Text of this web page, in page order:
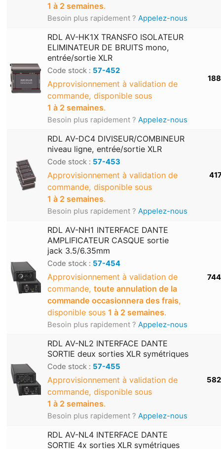
1 à 2 semaines.
Besoin plus rapidement ? Appelez-nous
RDL AV-HK1X TRANSFO ISOLATEUR
ELIMINATEUR DE BRUITS mono,
entrée/sortie XLR
Code stock : 57-452
Approvisionnement à validation de
commande, disponible sous
1 à 2 semaines.
Besoin plus rapidement ? Appelez-nous
RDL AV-DC4 DIVISEUR/COMBINEUR
niveau ligne, entrée/sortie XLR
Code stock : 57-453
Approvisionnement à validation de
commande, disponible sous
1 à 2 semaines.
Besoin plus rapidement ? Appelez-nous
RDL AV-NH1 INTERFACE DANTE
AMPLIFICATEUR CASQUE sortie
jack 3.5/6.35mm
Code stock : 57-454
Approvisionnement à validation de
commande, toute annulation de la
commande occasionnera des frais,
disponible sous 1 à 2 semaines.
Besoin plus rapidement ? Appelez-nous
RDL AV-NL2 INTERFACE DANTE
SORTIE deux sorties XLR symétriques
Code stock : 57-455
Approvisionnement à validation de
commande, disponible sous
1 à 2 semaines.
Besoin plus rapidement ? Appelez-nous
RDL AV-NL4 INTERFACE DANTE
SORTIE 4x sorties XLR symétriques